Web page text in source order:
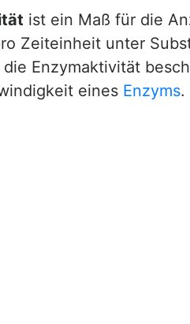
ist ein Maß für die
Zeiteinheit unter
Enzymaktivität
eines Enzyms.